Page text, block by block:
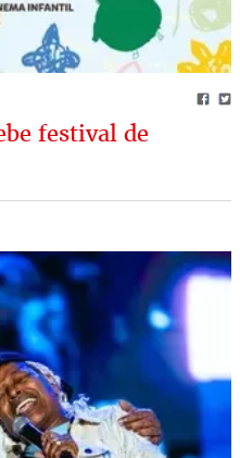
festival de